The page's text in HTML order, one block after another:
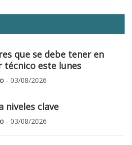
que se debe tener en
técnico este lunes
- 03/08/2026
niveles clave
- 03/08/2026